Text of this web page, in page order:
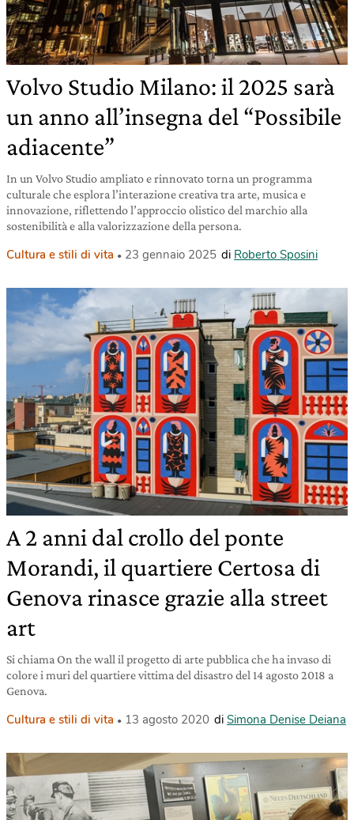
Volvo Studio Milano: il 2025 sarà
un anno all’insegna del “Possibile
adiacente”
In un Volvo Studio ampliato e rinnovato torna un programma
culturale che esplora l’interazione creativa tra arte, musica e
innovazione, riflettendo l’approccio olistico del marchio alla
sostenibilità e alla valorizzazione della persona.
Cultura e stili di vita 23 gennaio 2025 di Roberto Sposini
A 2 anni dal crollo del ponte
Morandi, il quartiere Certosa di
Genova rinasce grazie alla street
art
Si chiama On the wall il progetto di arte pubblica che ha invaso di
colore i muri del quartiere vittima del disastro del 14 agosto 2018 a
Genova.
Cultura e stili di vita 13 agosto 2020 di Simona Denise Deiana